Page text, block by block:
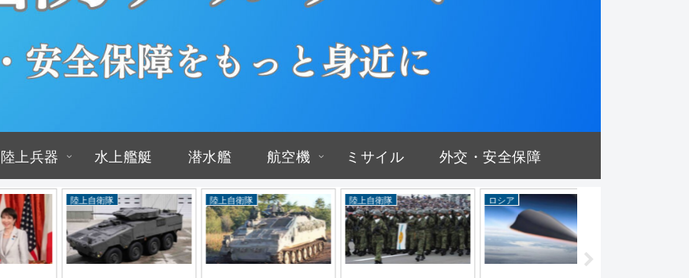
陸上兵器 水上艦艇 潜水艦 航空機 ミサイル 外交・安全保障
陸上自衛隊 陸上自衛隊 陸上自衛隊 ロシア